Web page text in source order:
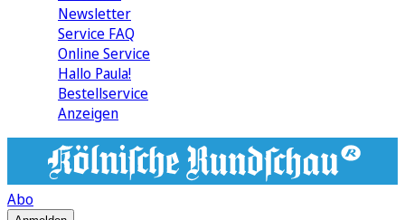
Newsletter
Service FAQ
Online Service
Hallo Paula!
Bestellservice
Anzeigen
Abo